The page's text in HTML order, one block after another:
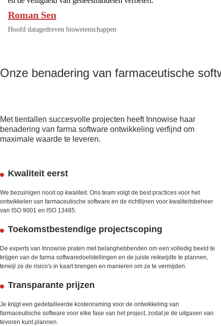
Roman Sen
Hoofd datagedreven biowetenschappen
Onze benadering van farmaceutische
Met tientallen succesvolle projecten heeft Innowise haar
benadering van farma software ontwikkeling verfijnd om
maximale waarde te leveren.
Kwaliteit eerst
We bezuinigen nooit op kwaliteit. Ons team volgt de best practices voor het
ontwikkelen van farmaceutische software en de richtlijnen voor kwaliteitsbeheer
van ISO 9001 en ISO 13485.
Toekomstbestendige projectscoping
De experts van Innowise praten met belanghebbenden om een volledig beeld te
krijgen van de farma softwaredoelstellingen en de juiste reikwijdte te plannen,
terwijl ze de risico's in kaart brengen en manieren om ze te vermijden.
Transparante prijzen
Je krijgt een gedetailleerde kostenraming voor de ontwikkeling van
farmaceutische software voor elke fase van het project, zodat je de uitgaven van
tevoren kunt plannen.